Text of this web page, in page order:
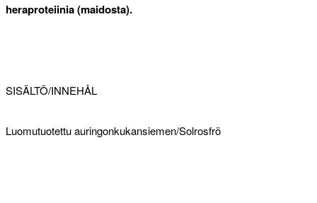
heraproteiinia (maidosta).
SISÄLTÖ/INNEHÅL
Luomutuotettu auringonkukansiemen/Solrosfrö